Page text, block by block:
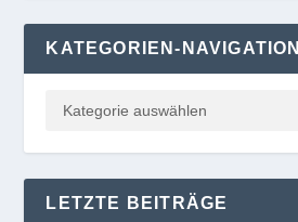
KATEGORIEN-NAVIGATION
LETZTE BEITRÄGE